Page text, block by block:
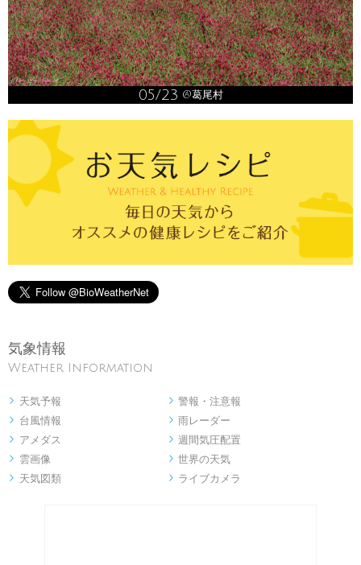
05/23 @葛尾村
気象情報
Weather Information
 天気予報  警報・注意報
 台風情報  雨レーダー
 アメダス  週間気圧配置
 雲画像  世界の天気
 天気図類  ライブカメラ